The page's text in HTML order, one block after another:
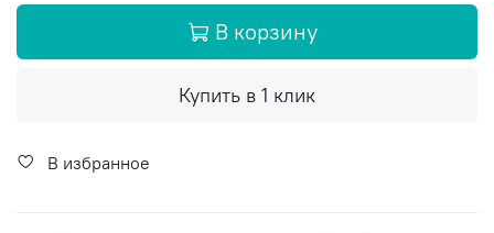
В корзину
Купить в 1 клик
В избранное